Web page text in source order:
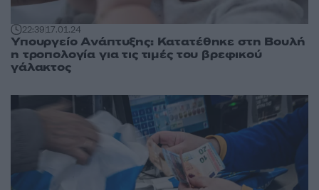
22:3917.01.24
Υπουργείο Ανάπτυξης: Κατατέθηκε στη Βουλή
η τροπολογία για τις τιμές του βρεφικού
γάλακτος